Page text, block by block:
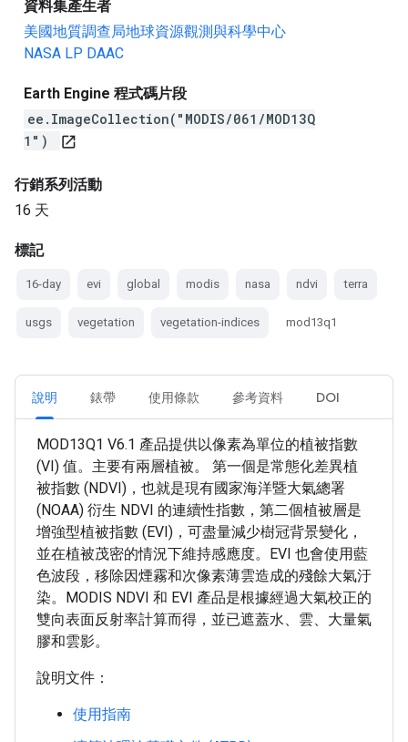
資料集產生者
美國地質調查局地球資源觀測與科學中心
NASA LP DAAC
Earth Engine 程式碼片段
ee.ImageCollection("MODIS/061/MOD13Q
1")
open_in_new
行銷系列活動
16 天
標記
16-day evi global modis nasa ndvi terra
usgs vegetation vegetation-indices mod13q1
說明 錶帶 使用條款 參考資料 DOI
MOD13Q1 V6.1 產品提供以像素為單位的植被指數
(VI) 值。主要有兩層植被。 第一個是常態化差異植
被指數 (NDVI)，也就是現有國家海洋暨大氣總署
(NOAA) 衍生 NDVI 的連續性指數，第二個植被層是
增強型植被指數 (EVI)，可盡量減少樹冠背景變化，
並在植被茂密的情況下維持感應度。EVI 也會使用藍
色波段，移除因煙霧和次像素薄雲造成的殘餘大氣汙
染。MODIS NDVI 和 EVI 產品是根據經過大氣校正的
雙向表面反射率計算而得，並已遮蓋水、雲、大量氣
膠和雲影。
說明文件：
使用指南